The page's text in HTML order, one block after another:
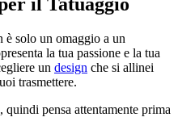
è solo un omaggio a un
la tua passione e la tua
un design che si allinei
trasmettere.
pensa attentamente prima